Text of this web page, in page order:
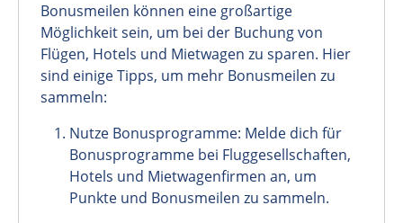
Bonusmeilen können eine großartige
Möglichkeit sein, um bei der Buchung von
Flügen, Hotels und Mietwagen zu sparen. Hier
sind einige Tipps, um mehr Bonusmeilen zu
sammeln:
Nutze Bonusprogramme: Melde dich für
Bonusprogramme bei Fluggesellschaften,
Hotels und Mietwagenfirmen an, um
Punkte und Bonusmeilen zu sammeln.